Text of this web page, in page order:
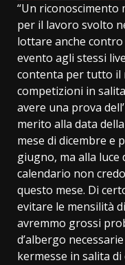
“Un riconoscimento
per il lavoro svolto
lottare anche
evento agli stessi
contenta per tutto il
competizioni in
avere una prova
merito alla data
mese di dicembre e
giugno, ma alla luce
calendario non
questo mese. Di
evitare le mensilità
avremmo grossi
d’albergo
kermesse in salita